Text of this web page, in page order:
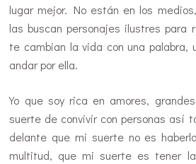
lugar mejor. No están en los
las buscan personajes ilustres para
te cambian la vida con una palabra,
andar por ella.
Yo que soy rica en amores,
suerte de convivir con personas así
delante que mi suerte no es
multitud, que mi suerte es tener